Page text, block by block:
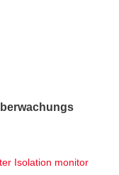
Isolation monitor